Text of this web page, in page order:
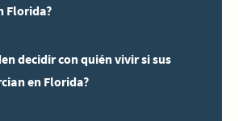
Florida?
decidir con quién vivir si sus
en Florida?